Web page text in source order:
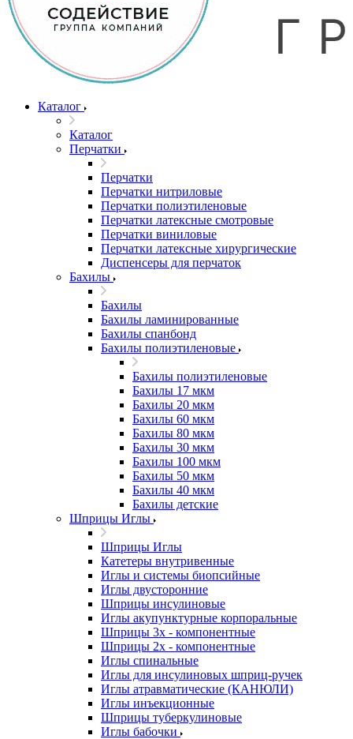
Каталог
Каталог
Перчатки
Перчатки
Перчатки нитриловые
Перчатки полиэтиленовые
Перчатки латексные смотровые
Перчатки виниловые
Перчатки латексные хирургические
Диспенсеры для перчаток
Бахилы
Бахилы
Бахилы ламинированные
Бахилы спанбонд
Бахилы полиэтиленовые
Бахилы полиэтиленовые
Бахилы 17 мкм
Бахилы 20 мкм
Бахилы 60 мкм
Бахилы 80 мкм
Бахилы 30 мкм
Бахилы 100 мкм
Бахилы 50 мкм
Бахилы 40 мкм
Бахилы детские
Шприцы Иглы
Шприцы Иглы
Катетеры внутривенные
Иглы и системы биопсийные
Иглы двусторонние
Шприцы инсулиновые
Иглы акупунктурные корпоральные
Шприцы 3х - компонентные
Шприцы 2х - компонентные
Иглы спинальные
Иглы для инсулиновых шприц-ручек
Иглы атравматические (КАНЮЛИ)
Иглы инъекционные
Шприцы туберкулиновые
Иглы бабочки